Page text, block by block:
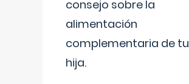
consejo sobre la
alimentación
complementaria de tu
hija.